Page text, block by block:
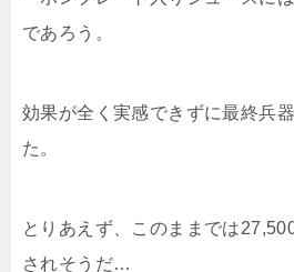
であろう。
効果が全く実感できずに最終兵
た。
とりあえず、このままでは
されそうだ…